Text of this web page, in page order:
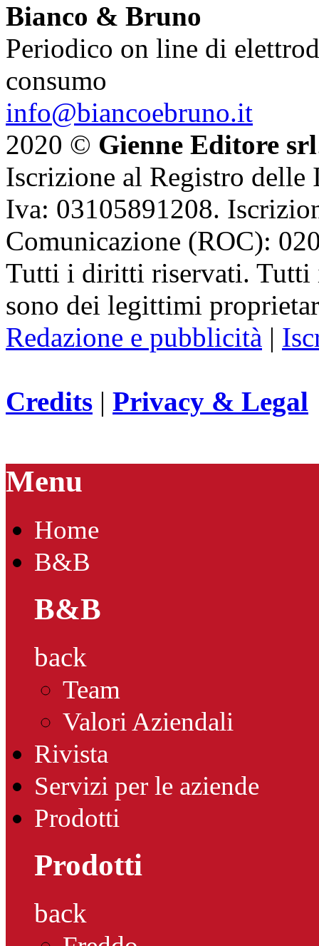
Bianco & Bruno
Periodico on line di
consumo
info@biancoebruno.it
2020 © Gienne Editore srl
Iscrizione al Registro delle
Iva: 03105891208.
Comunicazione (ROC):
Tutti i diritti riservati. Tutti
sono dei legittimi
Redazione e pubblicità |
Credits | Privacy & Legal
Menu
Home
B&B
B&B
back
Team
Valori Aziendali
Rivista
Servizi per le aziende
Prodotti
Prodotti
back